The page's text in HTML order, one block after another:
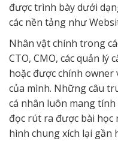
được trình bày dưới
các nền tảng như
Nhân vật chính trong
CTO, CMO, các quản lý
hoặc được chính
của mình. Những câu
cá nhân luôn mang
đọc rút ra được bài học
hình chung xích lại gần